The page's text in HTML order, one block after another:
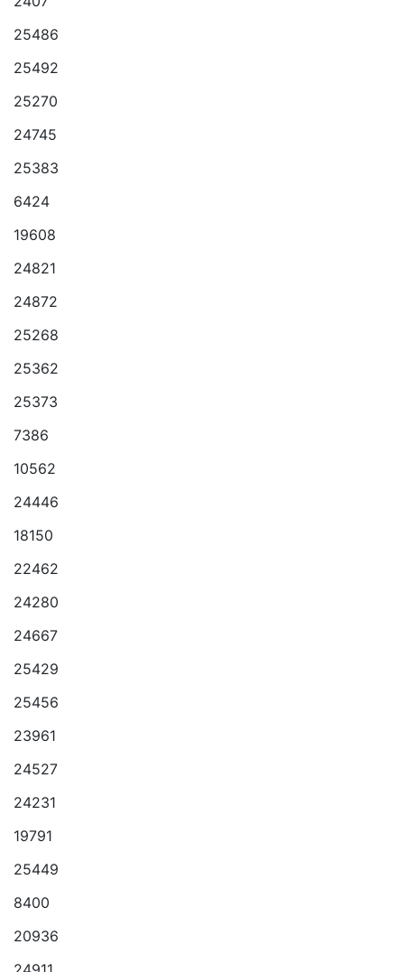
25486
25492
25270
24745
25383
6424
19608
24821
24872
25268
25362
25373
7386
10562
24446
18150
22462
24280
24667
25429
25456
23961
24527
24231
19791
25449
8400
20936